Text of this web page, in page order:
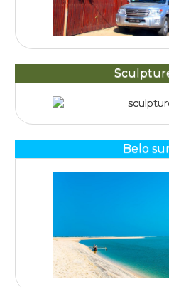
Belo